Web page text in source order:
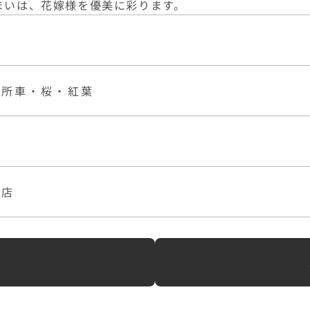
は、花嫁様を優美に彩ります。
車・桜・紅葉